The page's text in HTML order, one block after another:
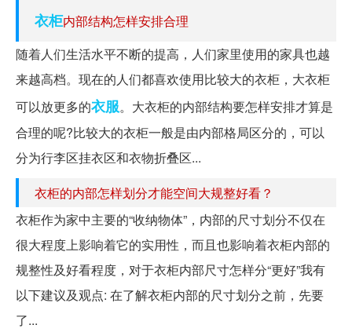
衣柜内部结构怎样安排合理
随着人们生活水平不断的提高，人们家里使用的家具也越
来越高档。现在的人们都喜欢使用比较大的衣柜，大衣柜
可以放更多的衣服。大衣柜的内部结构要怎样安排才算是
合理的呢?比较大的衣柜一般是由内部格局区分的，可以
分为行李区挂衣区和衣物折叠区...
衣柜的内部怎样划分才能空间大规整好看？
衣柜作为家中主要的“收纳物体”，内部的尺寸划分不仅在
很大程度上影响着它的实用性，而且也影响着衣柜内部的
规整性及好看程度，对于衣柜内部尺寸怎样分“更好”我有
以下建议及观点: 在了解衣柜内部的尺寸划分之前，先要
了...